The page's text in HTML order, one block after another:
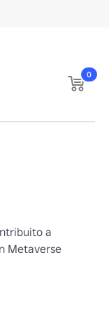
0
a
Metaverse